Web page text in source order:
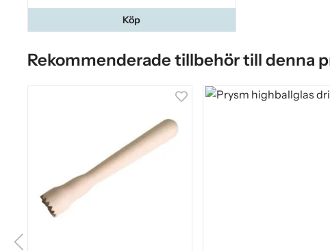
Köp
Rekommenderade tillbehör till denna